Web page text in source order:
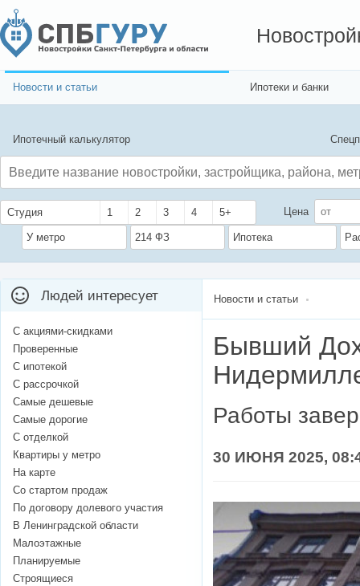
Новости и статьи Ипотеки и банки
Ипотечный калькулятор
Студия 1 2 3 4 5+ Цена
У метро 214 ФЗ Ипотека
Новости и статьи
Бывший
Работы
30 ИЮНЯ 2025,
Людей интересует
С акциями-скидками
Проверенные
С ипотекой
С рассрочкой
Самые дешевые
Самые дорогие
С отделкой
Квартиры у метро
На карте
Со стартом продаж
По договору долевого участия
В Ленинградской области
Малоэтажные
Планируемые
Строящиеся